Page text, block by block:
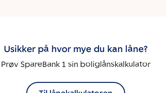
Usikker på hvor mye du kan låne?
Prøv SpareBank 1 sin boliglånskalkulator